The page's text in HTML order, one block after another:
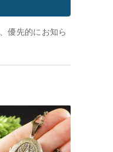
優先的にお知ら